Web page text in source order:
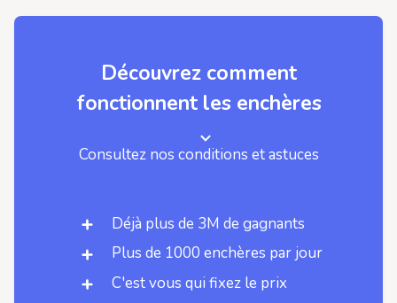
Découvrez comment
fonctionnent les enchères
Consultez nos conditions et astuces
Déjà plus de 3M de gagnants
Plus de 1000 enchères par jour
C'est vous qui fixez le prix